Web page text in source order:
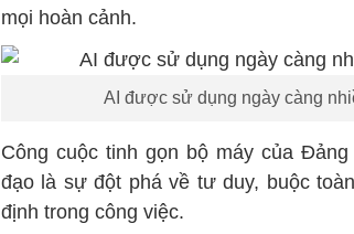
mọi hoàn cảnh.
AI được sử dụng ngày càng
Công cuộc tinh gọn bộ máy của
đạo là sự đột phá về tư duy, buộc
định trong công việc.